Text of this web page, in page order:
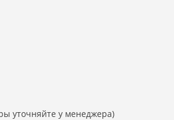
уточняйте у менеджера)